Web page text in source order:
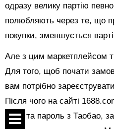
одразу велику партію
полюбляють через те, що
покупки, зменшується
Але з цим маркетплейсом
Для того, щоб почати
вам потрібно
Після чого на сайті
логін та пароль з Таобао,